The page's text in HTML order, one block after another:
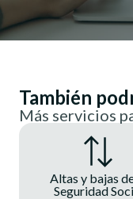
También
Más servicios
Altas y bajas
Seguridad